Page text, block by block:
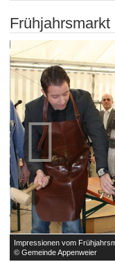
Impressionen vom
© Gemeinde Appenweier
